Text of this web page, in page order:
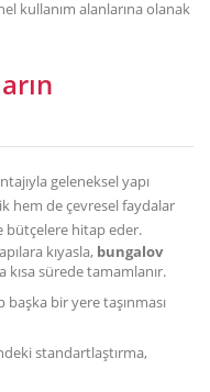
kullanım alanlarına olanak
geleneksel yapı
hem de çevresel faydalar
bütçelere hitap eder.
kıyasla, bungalov
sürede tamamlanır.
başka bir yere taşınması
standartlaştırma,